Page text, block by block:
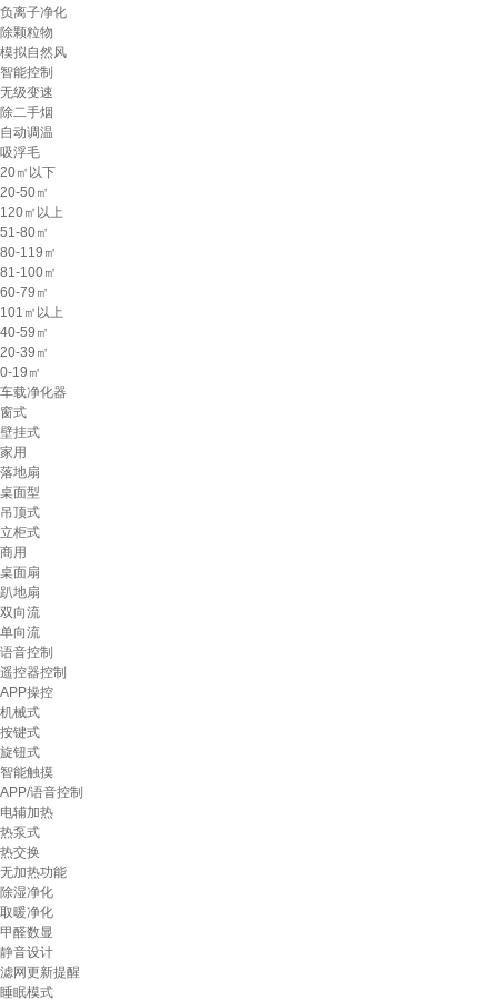
负离子净化
除颗粒物
模拟自然风
智能控制
无级变速
除二手烟
自动调温
吸浮毛
20㎡以下
20-50㎡
120㎡以上
51-80㎡
80-119㎡
81-100㎡
60-79㎡
101㎡以上
40-59㎡
20-39㎡
0-19㎡
车载净化器
窗式
壁挂式
家用
落地扇
桌面型
吊顶式
立柜式
商用
桌面扇
趴地扇
双向流
单向流
语音控制
遥控器控制
APP操控
机械式
按键式
旋钮式
智能触摸
APP/语音控制
电辅加热
热泵式
热交换
无加热功能
除湿净化
取暖净化
甲醛数显
静音设计
滤网更新提醒
睡眠模式